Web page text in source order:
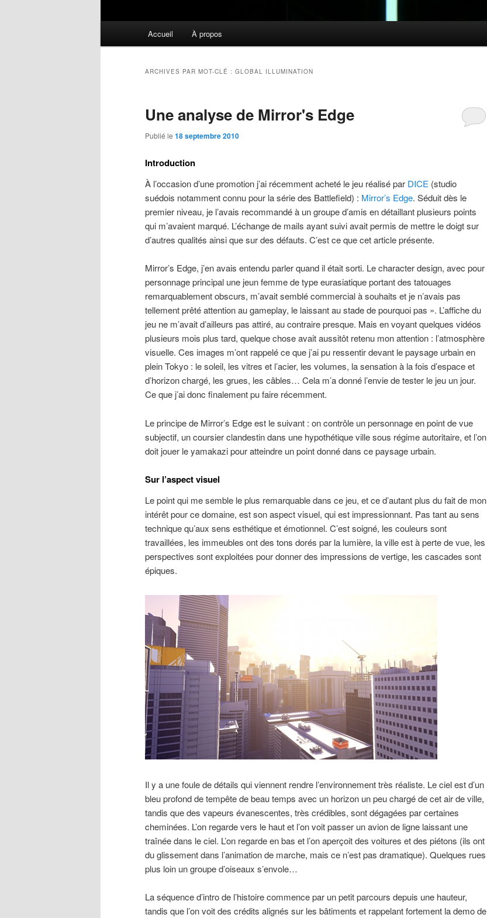
Accueil À propos
ARCHIVES PAR MOT-CLÉ : GLOBAL ILLUMINATION
Une analyse de Mirror's Edge
Publié le 18 septembre 2010
Introduction
À l’occasion d’une promotion j’ai récemment acheté le jeu réalisé par DICE (studio
suédois notamment connu pour la série des Battlefield) : Mirror’s Edge. Séduit dès le
premier niveau, je l’avais recommandé à un groupe d’amis en détaillant plusieurs points
qui m’avaient marqué. L’échange de mails ayant suivi avait permis de mettre le doigt sur
d’autres qualités ainsi que sur des défauts. C’est ce que cet article présente.
Mirror’s Edge, j’en avais entendu parler quand il était sorti. Le character design, avec pour
personnage principal une jeun femme de type eurasiatique portant des tatouages
remarquablement obscurs, m’avait semblé commercial à souhaits et je n’avais pas
tellement prêté attention au gameplay, le laissant au stade de pourquoi pas ». L’affiche du
jeu ne m’avait d’ailleurs pas attiré, au contraire presque. Mais en voyant quelques vidéos
plusieurs mois plus tard, quelque chose avait aussitôt retenu mon attention : l’atmosphère
visuelle. Ces images m’ont rappelé ce que j’ai pu ressentir devant le paysage urbain en
plein Tokyo : le soleil, les vitres et l’acier, les volumes, la sensation à la fois d’espace et
d’horizon chargé, les grues, les câbles… Cela m’a donné l’envie de tester le jeu un jour.
Ce que j’ai donc finalement pu faire récemment.
Le principe de Mirror’s Edge est le suivant : on contrôle un personnage en point de vue
subjectif, un coursier clandestin dans une hypothétique ville sous régime autoritaire, et l’on
doit jouer le yamakazi pour atteindre un point donné dans ce paysage urbain.
Sur l’aspect visuel
Le point qui me semble le plus remarquable dans ce jeu, et ce d’autant plus du fait de mon
intérêt pour ce domaine, est son aspect visuel, qui est impressionnant. Pas tant au sens
technique qu’aux sens esthétique et émotionnel. C’est soigné, les couleurs sont
travaillées, les immeubles ont des tons dorés par la lumière, la ville est à perte de vue, les
perspectives sont exploitées pour donner des impressions de vertige, les cascades sont
épiques.
Il y a une foule de détails qui viennent rendre l’environnement très réaliste. Le ciel est d’un
bleu profond de tempête de beau temps avec un horizon un peu chargé de cet air de ville,
tandis que des vapeurs évanescentes, très crédibles, sont dégagées par certaines
cheminées. L’on regarde vers le haut et l’on voit passer un avion de ligne laissant une
traînée dans le ciel. L’on regarde en bas et l’on aperçoit des voitures et des piétons (ils ont
du glissement dans l’animation de marche, mais ce n’est pas dramatique). Quelques rues
plus loin un groupe d’oiseaux s’envole…
La séquence d’intro de l’histoire commence par un petit parcours depuis une hauteur,
tandis que l’on voit des crédits alignés sur les bâtiments et rappelant fortement la demo de